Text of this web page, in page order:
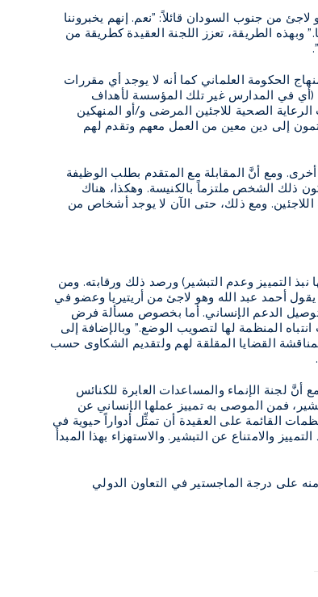
من جنوب السودان قائلاً: "نعم. إنهم يخبروننا
وبهذه الطريقة، تعزز اللجنة العقيدة كطريقة من
الحكومة العلماني كما أنه لا يوجد أي مقررات
(أي في المدارس غير تلك المؤسسة لأهداف
الصحية للاجئين المرضى و/أو المنهكين
إلى دين معين من العمل معهم وتقدم لهم
أخرى. ومع أنَّ المقابلة مع المتقدم بطلب الوظيفة
ذلك الشخص ملتزماً بالكنيسة. وهكذا، هناك
ومع ذلك، حتى الآن لا يوجد أشخاص من
نبذ التمييز وعدم التبشير) ورصد ذلك ورقابته. ومن
يقول أحمد عبد الله وهو لاجئ من أريتيريا وعضو في
توصيل الدعم الإنساني. أما بخصوص مسألة فرض
المنظمة لها لتصويب الوضع." وبالإضافة إلى
القضايا المقلقة لهم ولتقديم الشكاوى حسب
لجنة الإنماء والمساعدات العابرة للكنائس
فمن الموصى به تمييز عملها الإنساني عن
القائمة على العقيدة أن تمثِّل أدواراً حيوية في
والامتناع عن التبشير. والاستهزاء بهذا المبدأ
على درجة الماجستير في التعاون الدولي